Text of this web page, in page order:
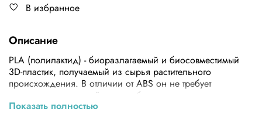
В избранное
Описание
PLA (полилактид) - биоразлагаемый и биосовместимый
3D-пластик, получаемый из сырья растительного
происхождения. В отличии от ABS он не требует
специальных условий, нет необходимости в
подогреваемом столе или термостабилизационной
Показать полностью